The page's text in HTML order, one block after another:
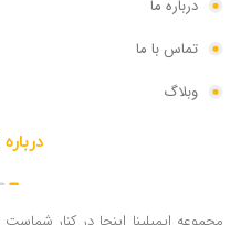
درباره ما
تماس با ما
وبلاگ
درباره